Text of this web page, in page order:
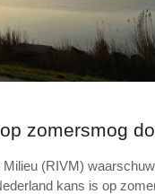
zomersmog
(RIVM)
kans is op